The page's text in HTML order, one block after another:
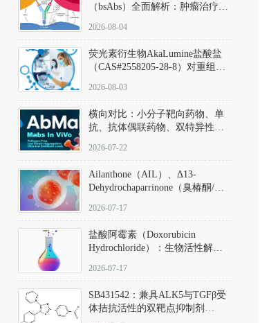
（bsAbs）全面解析：肿瘤治疗的
2026-08-04
荧光素衍生物AkaLumine盐酸盐
（CAS#2558205-28-8）对重组萤
数（Km）为2.06 μM；其近红外
发光特性赋予优异的组织穿透能
力，大幅增强成像信噪比，从而
实现活体动物模型中极低给药剂
量下的高灵敏度、非侵入式生物
2026-08-03
横向对比：小分子靶向药物、单
抗、抗体偶联药物、双特异性抗
及应用瓶颈
2026-07-22
Ailanthone（AIL）、Δ13-
Dehydrochaparrinone（臭椿酮/臭
DKM货号 D806885
2026-07-17
盐酸阿霉素（Doxorubicin
Hydrochloride）：生物活性解
范
2026-07-17
SB431542：兼具ALK5与TGFβ受
体拮抗活性的双靶点抑制剂